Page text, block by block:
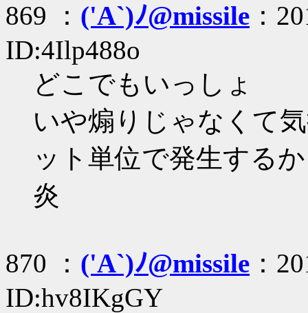
869 ： ('A`)ﾉ@missile ：
ID:4Ilp488o
どこでもいっしょ
いや煽りじゃなくて
ット単位で発生する
炎
870 ： ('A`)ﾉ@missile ：
ID:hv8IKgGY